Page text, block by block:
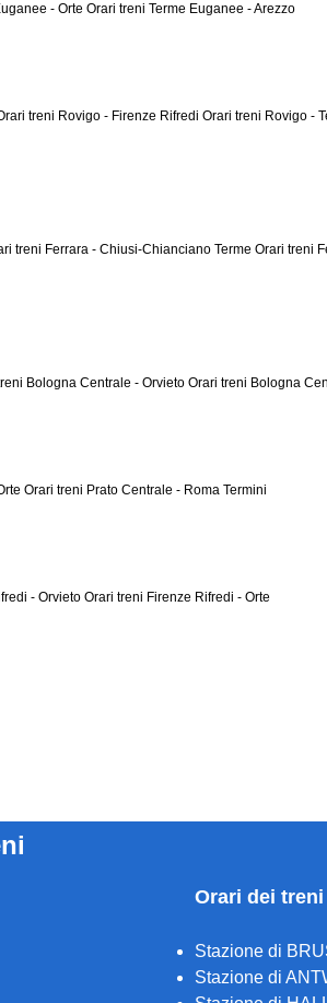
- Orte Orari treni Terme Euganee - Arezzo
treni Rovigo - Firenze Rifredi Orari treni Rovigo -
treni Ferrara - Chiusi-Chianciano Terme Orari treni
Bologna Centrale - Orvieto Orari treni Bologna
Orari treni Prato Centrale - Roma Termini
- Orvieto Orari treni Firenze Rifredi - Orte
Orari dei
Stazione di
Stazione di